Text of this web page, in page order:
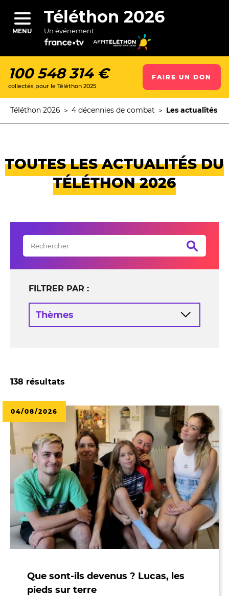
contenu
principal
MENU
Téléthon 2026
Un événement
100 548 314 €
collectés pour le Téléthon 2025
FAIRE UN DON
d'Ariane
Téléthon 2026 4 décennies de combat Les actualités
TOUTES LES ACTUALITÉS DU
TÉLÉTHON 2026
FILTRER PAR :
Thèmes
138 résultats
04/08/2026
Que sont-ils devenus ? Lucas, les
pieds sur terre